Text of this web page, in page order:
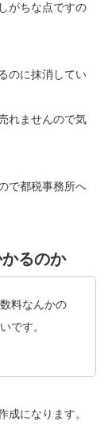
がちな点ですの
のに抹消してい
れませんので気
で都税事務所へ
るのか
料なんかの
です。
成になります。